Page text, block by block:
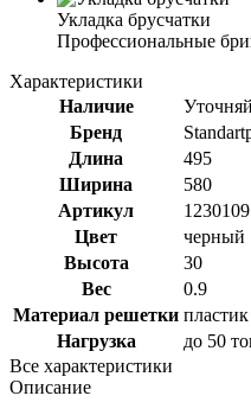
Укладка брусчатки
Профессиональные
Характеристики
Наличие
Бренд
Длина
495
Ширина
580
Артикул
1230109
Цвет
черный
Высота
30
Вес
0.9
Материал решетки пластик
Нагрузка
до 50
Все характеристики
Описание